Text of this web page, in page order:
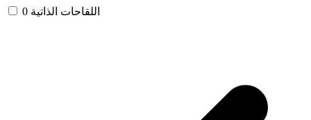
اللقاحات الذاتية 0